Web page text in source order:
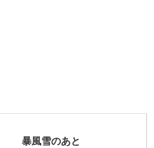
暴風雪のあと